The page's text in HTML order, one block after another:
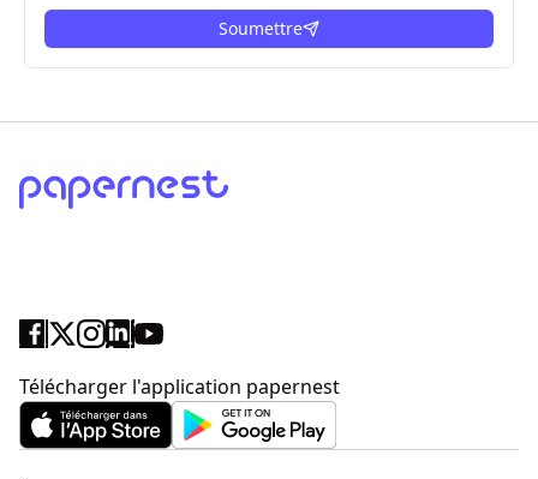
Soumettre
Télécharger l'application papernest